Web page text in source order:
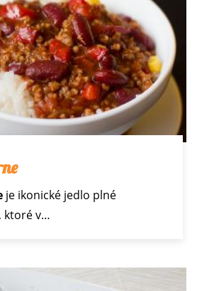
je ikonické jedlo plné
ktoré v…